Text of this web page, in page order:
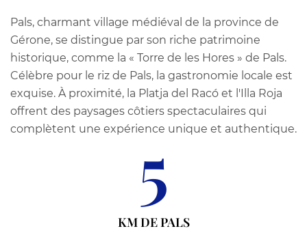
Pals, charmant village médiéval de la province de
Gérone, se distingue par son riche patrimoine
historique, comme la « Torre de les Hores » de Pals.
Célèbre pour le riz de Pals, la gastronomie locale est
exquise. À proximité, la Platja del Racó et l'Illa Roja
offrent des paysages côtiers spectaculaires qui
complètent une expérience unique et authentique.
5
KM DE PALS